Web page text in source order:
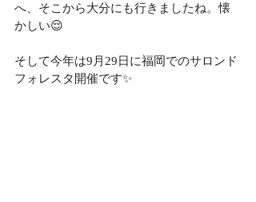
へ、そこから大分にも行きましたね。懐
かしい😌
そして今年は9月29日に福岡でのサロンド
フォレスタ開催です✨